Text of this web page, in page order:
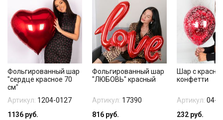
Фольгированный шар
"сердце красное 70
см"
Артикул: 1204-0127
1136 руб.
Фольгированный шар
"ЛЮБОВЬ" красный
Артикул: 17390
816 руб.
Шар с
конфетти
Артикул: 04-
232 руб.